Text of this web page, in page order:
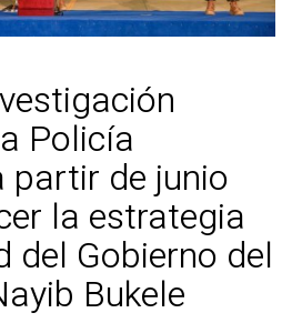
Policía
partir de junio
la estrategia
del Gobierno del
Bukele